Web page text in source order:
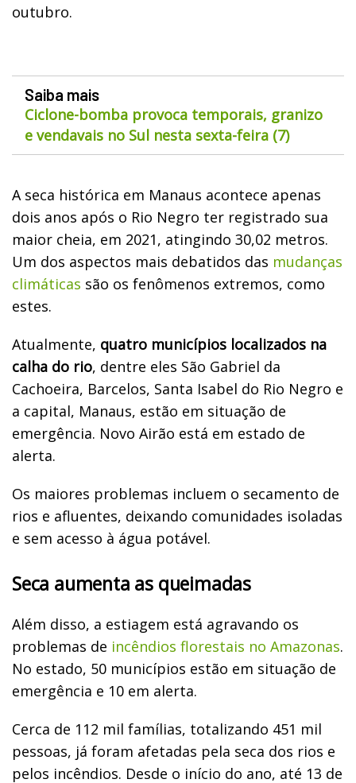
outubro.
Saiba mais
Ciclone-bomba provoca temporais, granizo
e vendavais no Sul nesta sexta-feira (7)
A seca histórica em Manaus acontece apenas
dois anos após o Rio Negro ter registrado sua
maior cheia, em 2021, atingindo 30,02 metros.
Um dos aspectos mais debatidos das mudanças
climáticas são os fenômenos extremos, como
estes.
Atualmente, quatro municípios localizados na
calha do rio, dentre eles São Gabriel da
Cachoeira, Barcelos, Santa Isabel do Rio Negro e
a capital, Manaus, estão em situação de
emergência. Novo Airão está em estado de
alerta.
Os maiores problemas incluem o secamento de
rios e afluentes, deixando comunidades isoladas
e sem acesso à água potável.
Seca aumenta as queimadas
Além disso, a estiagem está agravando os
problemas de incêndios florestais no Amazonas.
No estado, 50 municípios estão em situação de
emergência e 10 em alerta.
Cerca de 112 mil famílias, totalizando 451 mil
pessoas, já foram afetadas pela seca dos rios e
pelos incêndios. Desde o início do ano, até 13 de